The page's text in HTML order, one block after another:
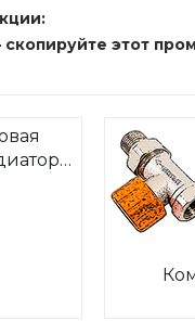
скопируйте этот